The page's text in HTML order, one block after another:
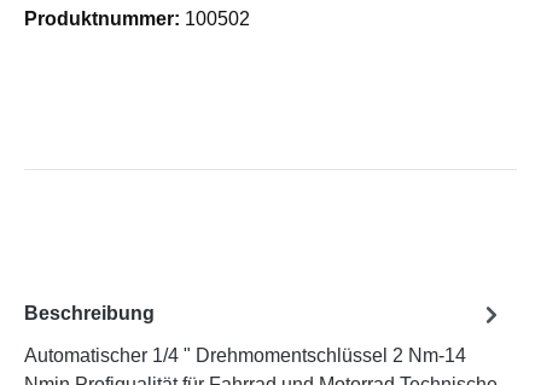
Produktnummer: 100502
Beschreibung
Automatischer 1/4 " Drehmomentschlüssel 2 Nm-14